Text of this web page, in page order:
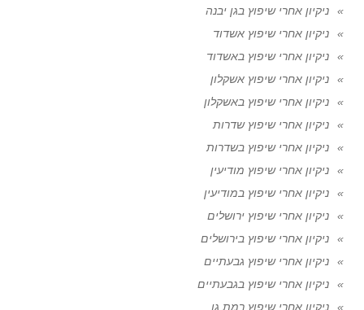
ניקיון אחרי שיפוץ בגן יבנה
ניקיון אחרי שיפוץ אשדוד
ניקיון אחרי שיפוץ באשדוד
ניקיון אחרי שיפוץ אשקלון
ניקיון אחרי שיפוץ באשקלון
ניקיון אחרי שיפוץ שדרות
ניקיון אחרי שיפוץ בשדרות
ניקיון אחרי שיפוץ מודיעין
ניקיון אחרי שיפוץ במודיעין
ניקיון אחרי שיפוץ ירושלים
ניקיון אחרי שיפוץ בירושלים
ניקיון אחרי שיפוץ גבעתיים
ניקיון אחרי שיפוץ בגבעתיים
ניקיון אחרי שיפוץ רמת גן